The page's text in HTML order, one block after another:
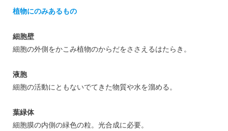
植物にのみあるもの
細胞壁
細胞の外側をかこみ植物のからだをささえるはたらき。
液胞
細胞の活動にともないでてきた物質や水を溜める。
葉緑体
細胞膜の内側の緑色の粒。光合成に必要。